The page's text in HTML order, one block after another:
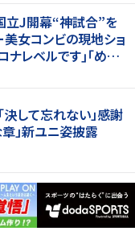
立J開幕“神試合”を
女コンビの現地ショ
ナレベルです｣｢めちゃ
して忘れない」感謝
」新ユニ姿披露